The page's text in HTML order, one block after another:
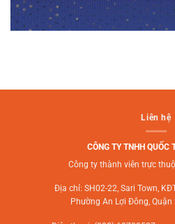
Liên hệ
CÔNG TY TNHH QUỐC
Công ty thành viên trực
Địa chỉ: SH02-22, Sari Town,
Phường An Lợi Đông, Quận